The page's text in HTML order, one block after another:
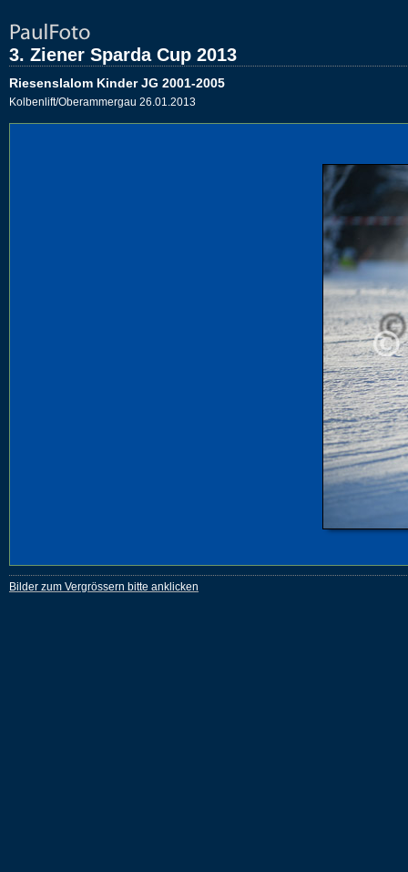
3. Ziener Sparda Cup 2013
Riesenslalom Kinder JG 2001-2005
Kolbenlift/Oberammergau 26.01.2013
Bilder zum Vergrössern bitte anklicken